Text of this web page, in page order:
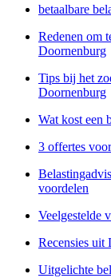
betaalbare
Redenen om
Doornenburg
Tips bij het
Doornenburg
Wat kost een
3 offertes
voordelen
Veelgestelde
Recensies uit
Uitgelichte